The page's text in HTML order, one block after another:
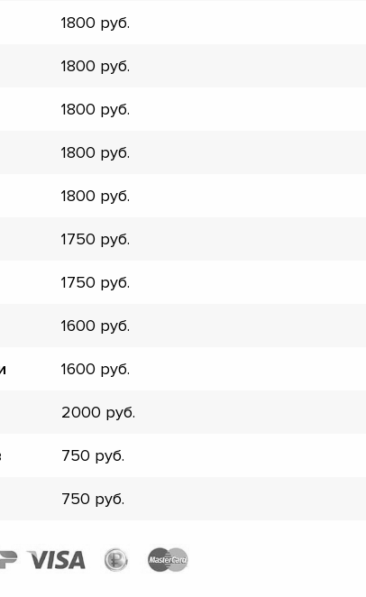
1800
1800
1800
1800
1800
1750
1750
1600
1600
2000
750
750